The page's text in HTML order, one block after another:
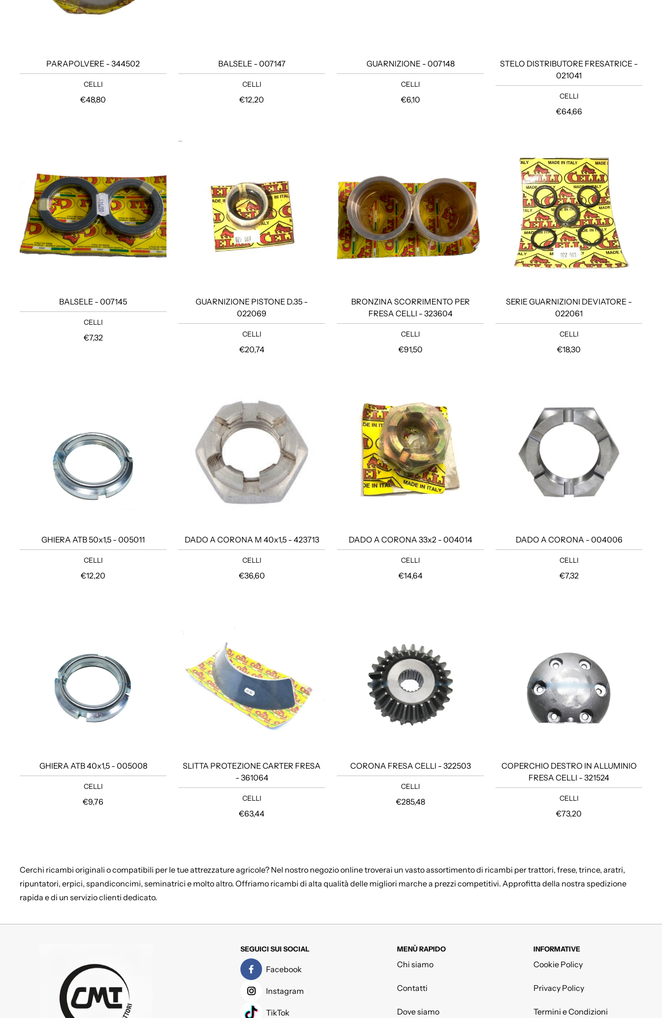
PARAPOLVERE - 344502
CELLI
Prezzo regolare
€48,80
BALSELE - 007147
CELLI
Prezzo regolare
€12,20
GUARNIZIONE - 007148
CELLI
Prezzo regolare
€6,10
STELO DISTRIBUTORE FRESATRICE -
021041
CELLI
Prezzo regolare
€64,66
BALSELE - 007145
CELLI
Prezzo regolare
€7,32
GUARNIZIONE PISTONE D.35 -
022069
CELLI
Prezzo regolare
€20,74
BRONZINA SCORRIMENTO PER
FRESA CELLI - 323604
CELLI
Prezzo regolare
€91,50
SERIE GUARNIZIONI DEVIATORE -
022061
CELLI
Prezzo regolare
€18,30
GHIERA ATB 50x1,5 - 005011
CELLI
Prezzo regolare
€12,20
DADO A CORONA M 40x1,5 - 423713
CELLI
Prezzo regolare
€36,60
DADO A CORONA 33x2 - 004014
CELLI
Prezzo regolare
€14,64
DADO A CORONA - 004006
CELLI
Prezzo regolare
€7,32
GHIERA ATB 40x1,5 - 005008
CELLI
Prezzo regolare
€9,76
SLITTA PROTEZIONE CARTER FRESA
- 361064
CELLI
Prezzo regolare
€63,44
CORONA FRESA CELLI - 322503
CELLI
Prezzo regolare
€285,48
COPERCHIO DESTRO IN ALLUMINIO
FRESA CELLI - 321524
CELLI
Prezzo regolare
€73,20
Cerchi ricambi originali o compatibili per le tue attrezzature agricole? Nel nostro negozio online troverai un vasto assortimento di ricambi per trattori, frese, trince, aratri,
ripuntatori, erpici, spandiconcimi, seminatrici e molto altro. Offriamo ricambi di alta qualità delle migliori marche a prezzi competitivi. Approfitta della nostra spedizione
rapida e di un servizio clienti dedicato.
SEGUICI SUI SOCIAL
Facebook
Instagram
TikTok
MENÙ RAPIDO
Chi siamo
Contatti
Dove siamo
INFORMATIVE
Cookie Policy
Privacy Policy
Termini e Condizioni